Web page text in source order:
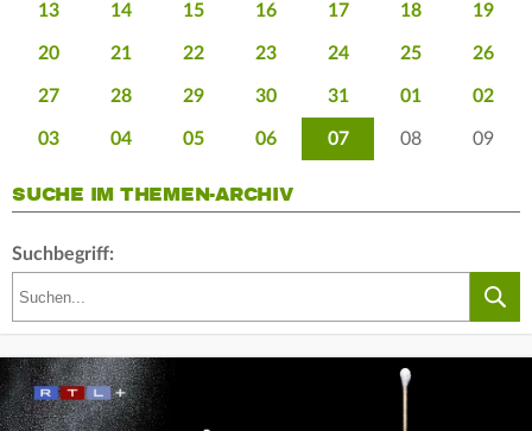
13
14 15 16 17 18 19
20 21 22 23 24 25 26
27 28 29 30 31 01 02
03 04 05 06 07 08 09
SUCHE IM THEMEN-ARCHIV
Suchbegriff: